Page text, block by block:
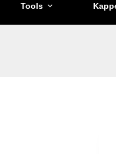
Tools